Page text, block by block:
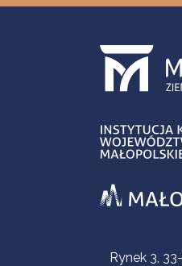
Informacje kontaktowe
Rynek 3,